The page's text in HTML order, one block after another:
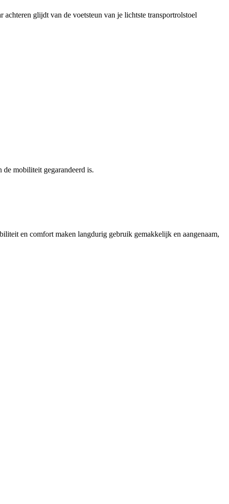
glijdt van de voetsteun van je lichtste transportrolstoel
mobiliteit gegarandeerd is.
en comfort maken langdurig gebruik gemakkelijk en aangenaam,